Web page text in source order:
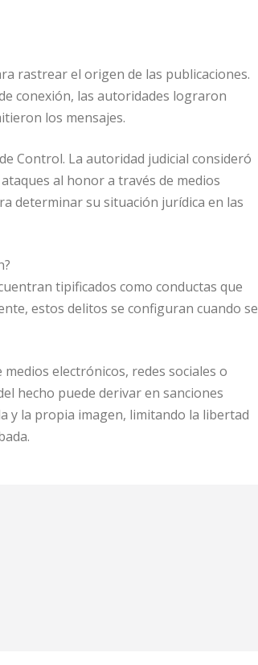
rastrear el origen de las publicaciones.
conexión, las autoridades lograron
los mensajes.
Control. La autoridad judicial consideró
al honor a través de medios
determinar su situación jurídica en las
tipificados como conductas que
estos delitos se configuran cuando se
electrónicos, redes sociales o
hecho puede derivar en sanciones
y la propia imagen, limitando la libertad